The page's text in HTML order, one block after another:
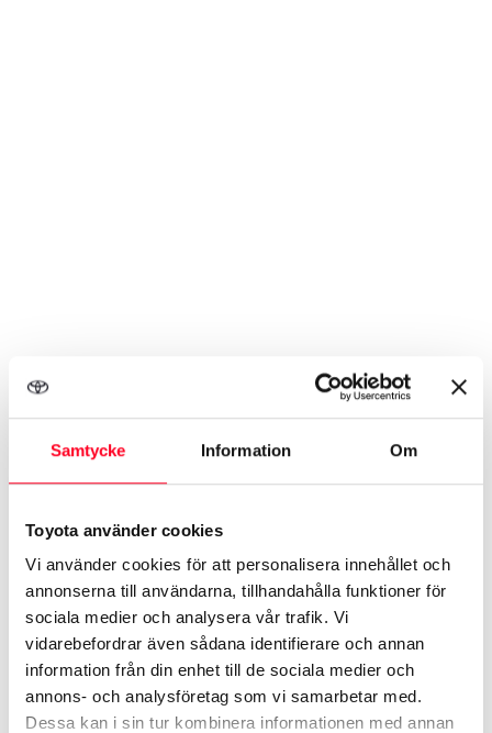
Samtycke Information Om
Toyota använder cookies
Vi använder cookies för att personalisera innehållet och
annonserna till användarna, tillhandahålla funktioner för
sociala medier och analysera vår trafik. Vi
vidarebefordrar även sådana identifierare och annan
information från din enhet till de sociala medier och
annons- och analysföretag som vi samarbetar med.
Dessa kan i sin tur kombinera informationen med annan